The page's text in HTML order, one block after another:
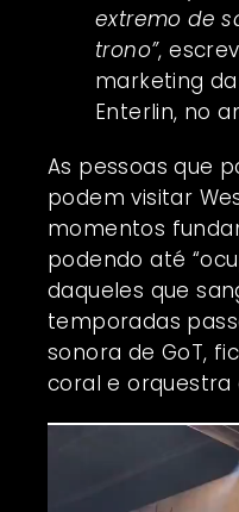
extremo de
trono”,
marketing
Enterlin, no
As pessoas que
podem visitar
momentos
podendo até
daqueles que
temporadas
sonora de GoT,
coral e orquestra